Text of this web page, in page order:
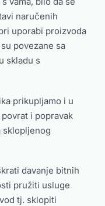
naručenih
uporabi proizvoda
povezane sa
skladu s
prikupljamo i u
i popravak
sklopljenog
davanje bitnih
pružiti usluge
tj. sklopiti